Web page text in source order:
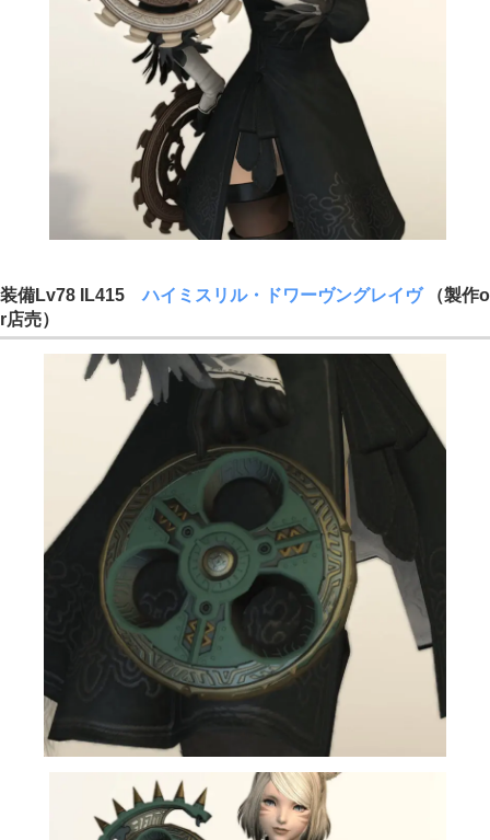
装備Lv78 IL415ハイミスリル・ドワーヴングレイヴ（製作o
r店売）